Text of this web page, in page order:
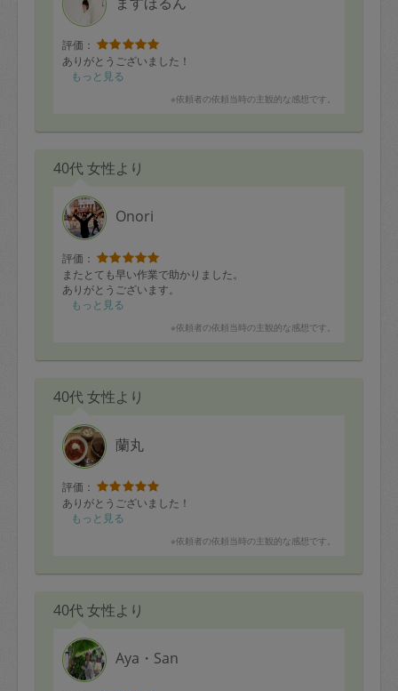
評価：
ありがとうございました！
もっと見る
※依頼者の依頼当時の主観的な感想です。
40代 女性より
Onori
評価：
またとても早い作業で助かりました。
ありがとうございます。
もっと見る
※依頼者の依頼当時の主観的な感想です。
40代 女性より
蘭丸
評価：
ありがとうございました！
もっと見る
※依頼者の依頼当時の主観的な感想です。
40代 女性より
Aya・San